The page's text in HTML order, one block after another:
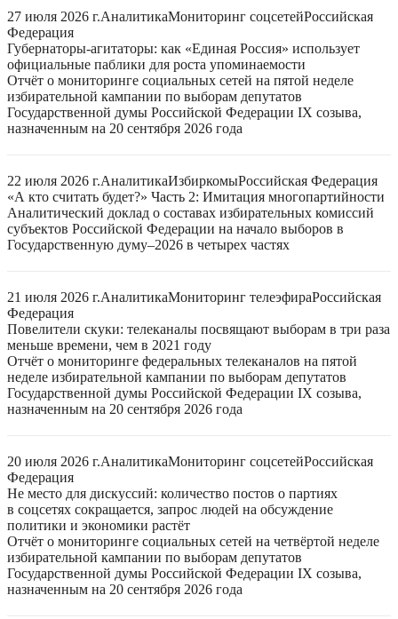
27 июля 2026 г.АналитикаМониторинг соцсетейРоссийская
Федерация
Губернаторы-агитаторы: как «Единая Россия» использует
официальные паблики для роста упоминаемости
Отчёт о мониторинге социальных сетей на пятой неделе
избирательной кампании по выборам депутатов
Государственной думы Российской Федерации IX созыва,
назначенным на 20 сентября 2026 года
22 июля 2026 г.АналитикаИзбиркомыРоссийская Федерация
«А кто считать будет?» Часть 2: Имитация многопартийности
Аналитический доклад о составах избирательных комиссий
субъектов Российской Федерации на начало выборов в
Государственную думу–2026 в четырех частях
21 июля 2026 г.АналитикаМониторинг телеэфираРоссийская
Федерация
Повелители скуки: телеканалы посвящают выборам в три раза
меньше времени, чем в 2021 году
Отчёт о мониторинге федеральных телеканалов на пятой
неделе избирательной кампании по выборам депутатов
Государственной думы Российской Федерации IX созыва,
назначенным на 20 сентября 2026 года
20 июля 2026 г.АналитикаМониторинг соцсетейРоссийская
Федерация
Не место для дискуссий: количество постов о партиях
в соцсетях сокращается, запрос людей на обсуждение
политики и экономики растёт
Отчёт о мониторинге социальных сетей на четвёртой неделе
избирательной кампании по выборам депутатов
Государственной думы Российской Федерации IX созыва,
назначенным на 20 сентября 2026 года